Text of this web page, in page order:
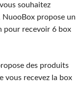
souhaitez
propose un
pour recevoir 6 box
des produits
vous recevez la box